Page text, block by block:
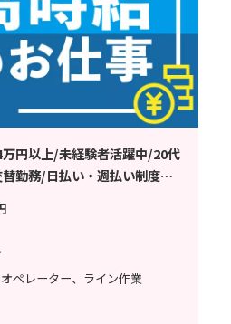
万円以上/未経験者活躍中/20代
勤務/日払い・週払い制度あ
ペレーター、ライン作業